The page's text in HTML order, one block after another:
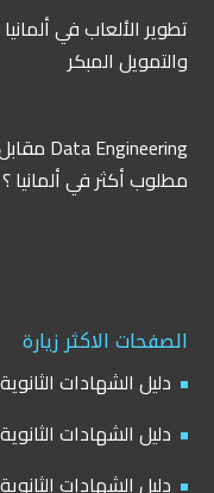
تطوير الألعاب في
والتمويل المبكر
مطلوب أكثر في ألمانيا ؟
الصفحات الاكثر زيارة
دليل الشهادات
دليل الشهادات
دليل الشهادات